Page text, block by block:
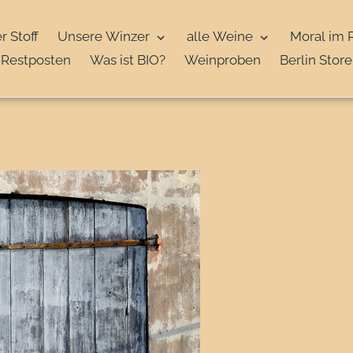
Stoff Unsere Winzer alle Weine
Moral im
Restposten
Was ist BIO? Weinproben Berlin Store